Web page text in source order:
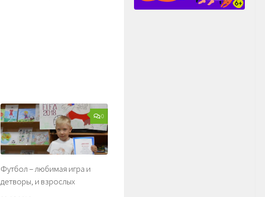
0
Футбол – любимая игра и
детворы, и взрослых